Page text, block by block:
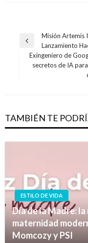
Navegación
de
entradas
Entrada
anterior
Misión Artemis
Lanzamiento
Entrada
Exingeniero de
secretos de IA
TAMBIÉN TE
ESTILO DE VIDA
Día de la Madre:
maternidad
Momcozy y PSI